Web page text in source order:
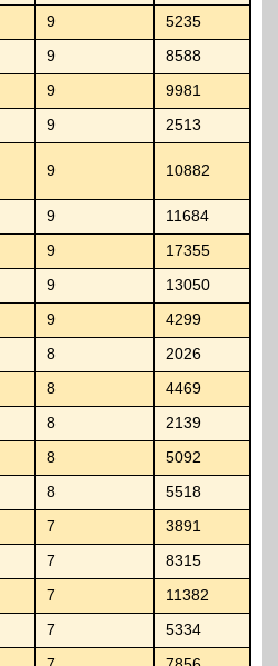
9 5235
9 8588
9 9981
9 2513
9 10882
9 11684
9 17355
9 13050
9 4299
8 2026
8 4469
8 2139
8 5092
8 5518
7 3891
7 8315
7 11382
7 5334